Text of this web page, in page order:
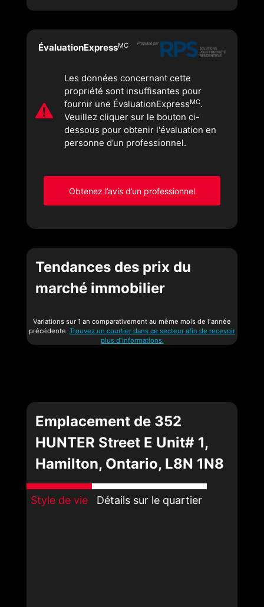
ÉvaluationExpressMC
Les données concernant cette
propriété sont insuffisantes pour
fournir une ÉvaluationExpressMC.
Veuillez cliquer sur le bouton ci-
dessous pour obtenir l'évaluation en
personne d’un professionnel.
Obtenez l’avis d’un professionnel
Tendances des prix du
marché immobilier
Variations sur 1 an comparativement au même mois de l'année
précédente. Trouvez un courtier dans ce secteur afin de recevoir
plus d'informations.
Emplacement de 352
HUNTER Street E Unit# 1,
Hamilton, Ontario, L8N 1N8
Style de vie Détails sur le quartier